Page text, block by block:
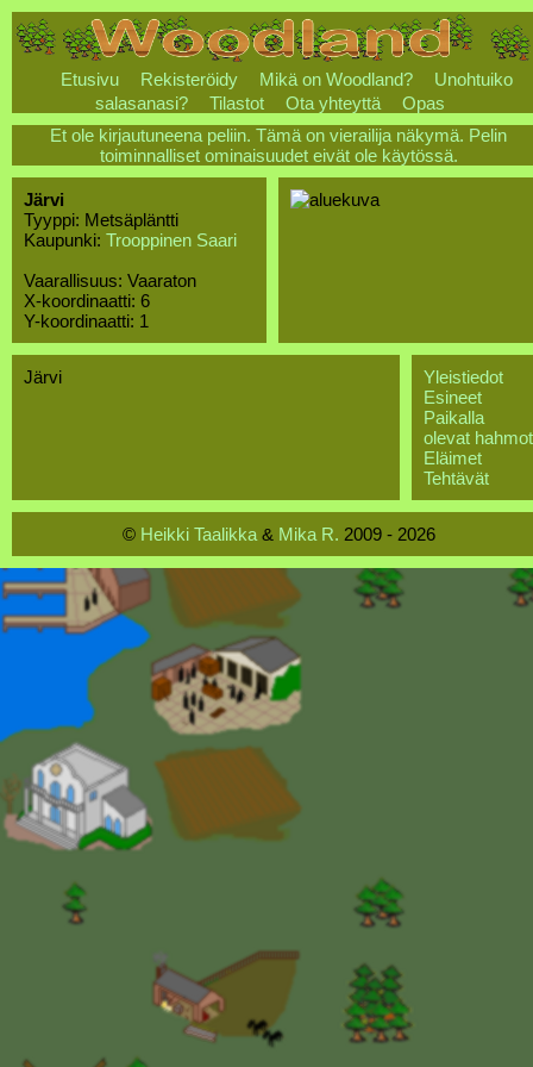
Etusivu Rekisteröidy Mikä on Woodland?
Unohtuiko
salasanasi?
Tilastot Ota yhteyttä
Opas
Et ole kirjautuneena peliin. Tämä on vierailija näkymä. Pelin
toiminnalliset ominaisuudet eivät ole käytössä.
Järvi
Tyyppi: Metsäpläntti
Kaupunki: Trooppinen Saari
Vaarallisuus: Vaaraton
X-koordinaatti: 6
Y-koordinaatti: 1
Järvi
Yleistiedot
Esineet
Paikalla
olevat hahmot
Eläimet
Tehtävät
© Heikki Taalikka& Mika R. 2009 - 2026